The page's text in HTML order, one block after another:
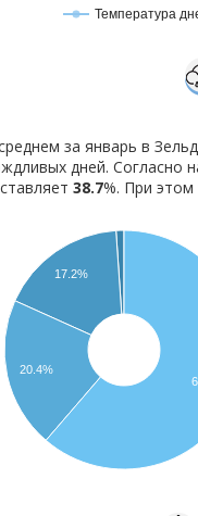
Температура
за январь в
дней. Согласно
38.7%. При
17.2%
20.4%